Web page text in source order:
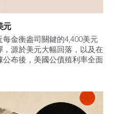
元
金衡盎司關鍵的4,400美元
源於美元大幅回落，以及在
布後，美國公債殖利率全面